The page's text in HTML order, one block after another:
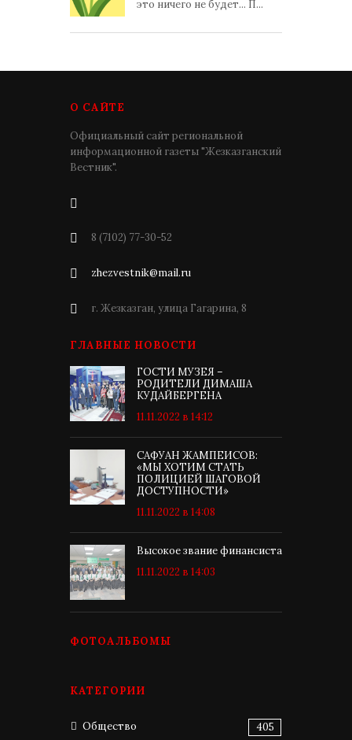
это ничего не будет... П...
О САЙТЕ
Официальный сайт региональной
информационной газеты "Жезказганский
Вестник".
8 (7102) 77-30-52
zhezvestnik@mail.ru
г. Жезказган, улица Гагарина, 8
ГЛАВНЫЕ НОВОСТИ
ГОСТИ МУЗЕЯ –
РОДИТЕЛИ ДИМАША
КУДАЙБЕРГЕНА
11.11.2022 в 14:12
САФУАН ЖАМПЕИСОВ:
«МЫ ХОТИМ СТАТЬ
ПОЛИЦИЕЙ ШАГОВОЙ
ДОСТУПНОСТИ»
11.11.2022 в 14:08
Высокое звание финансиста
11.11.2022 в 14:03
ФОТОАЛЬБОМЫ
КАТЕГОРИИ
Общество 405